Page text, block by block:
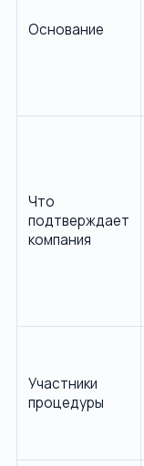
Основание
Что
подтверждает
компания
Участники
процедуры